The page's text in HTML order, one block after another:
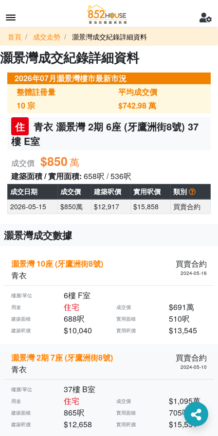
首頁 成交走勢 灝景灣成交紀錄詳細資料
灝景灣成交紀錄詳細資料
2026年07月灝景灣樓市最新市況
整體註冊量
10宗
平均成交價
$742.98萬
住
青衣 灝景灣 2期 6座 (牙鷹洲街8號) 37
樓 E室
成交價 $850萬
建築面積 / 實用面積: 658呎 / 536呎
成交日期 成交價 建築呎價 實用呎價
類別
2026-05-15
$850萬 $12,917 $15,858 買賣合約
灝景灣成交數據
灝景灣 10座 (牙鷹洲街8號)
買賣合約
青衣
2024-05-16
樓層/單位 6樓 F室
用途 住宅 成交價 $691萬
建築面積 688呎 實用面積 510呎
建築呎價 $10,040 實用呎價 $13,545
灝景灣 2期 7座 (牙鷹洲街8號)
買賣合約
青衣
2024-05-10
樓層/單位 37樓 B室
用途 住宅 成交價 $1,095萬
建築面積 865呎 實用面積 705呎
建築呎價 $12,658 實用呎價 $15,531